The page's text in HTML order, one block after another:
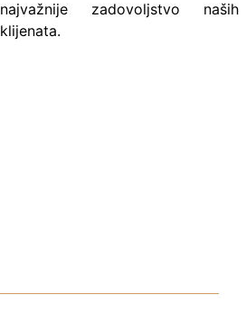
najvažnije zadovoljstvo naših
klijenata.